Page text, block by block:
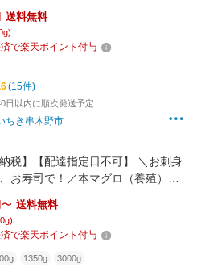
鮪 南まぐろ 南マグロ 大とろ 中
魚介 刺し身 刺身 刺身用 さしみ サ
分け 便利 冷凍 希少 新鮮 【新洋水
送料無料
で楽天ポイント付与
(15件)
日以内に順次発送予定
ちき串木野市
納税】【配達指定日不可】 ＼お刺身
お寿司で！／本マグロ（養殖）ト
ト 240g 500g 1350g 3kg 【容
が選べる】/ 中トロ 中とろ まぐろ
身 柵 本マグロ お正月 年末発送
〜 送料無料
で楽天ポイント付与
1350g 3000g